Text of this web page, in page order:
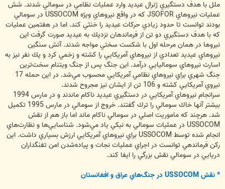
ملل با هدف دستگيري ژنرال عيديد وارد عمليات نظامي در سومالي شدند. شش
عمليات نيروهاي JSOFOR كه در واقع نيروهاي ويژه USSOCOM در سومالي
بودند توانست تا حدود زيادي حركات عيديد را خنثي كند. اما در هفتمين عمليات
كه با هدف دستگيري دو تن از فرماندهان نزديك به عيديد صورت گرفت اين
نيروها در همان مرحله اول با شكست سختي مواجه شدند. آتش سنگين
نيروهاي عيديد تعدادي از نيروهاي آمريكايي را كشته و زخمي كرد و يك نفر نيز به
اسارت نيروهاي سوماليايي درآمد. اين جنگ پس از جنگ ويتنام سخت‌ترين
جنگ شهري براي نيروهاي نظامي آمريكايي محسوب مي‌شد. در اين حمله 17
نيروي آمريكايي كشته و 106 تن از ايشان نيز مجروح شدند.
سرانجام نيروهاي آمريكايي در دستگيري عيديد ناكام ماندند و در مارس 1994
بيشتر آنها خاك سومالي را ترك گفتند. خروج از سومالي در مارس 1995 تكميل
شد. هرچند كه ماموريت اصلي در سومالي ناكام ماند اما باز هم از نقش
USSOCOM در عمليات سومالي به نيكي ياد مي‌شود. شناسايي‌ها و نظارت‌هاي
انجام شده توسط USSOCOM براي نيروهاي آمريكايي ارزش بسياري داشت. اين
ركن فرماندهي توانست در اجراي عمليات نجات و پياده‌شدن امن تفنگداران
دريايي در سومالي نقش بزرگي را ايفا كند.
* نقش USSOCOM در جنگ‌هاي عراق و افغانستان